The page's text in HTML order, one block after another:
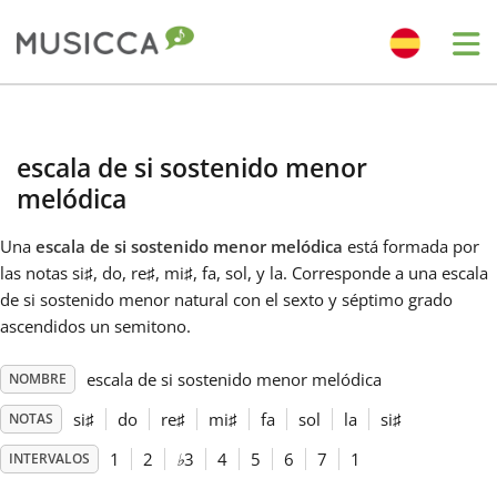
Български
Dansk
Deutsch
Español
escala de si sostenido menor
melódica
Una escala de si sostenido menor melódica está formada por
las notas si♯, do, re♯, mi♯, fa, sol, y la. Corresponde a una escala
de si sostenido menor natural con el sexto y séptimo grado
ascendidos un semitono.
NOMBRE escala de si sostenido menor melódica
NOTAS si♯ do re♯ mi♯ fa sol la si♯
INTERVALOS 1 2 ♭3 4 5 6 7 1